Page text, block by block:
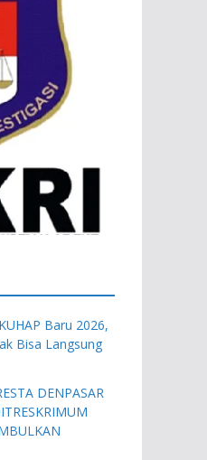
Baru 2026,
Bisa Langsung
DENPASAR